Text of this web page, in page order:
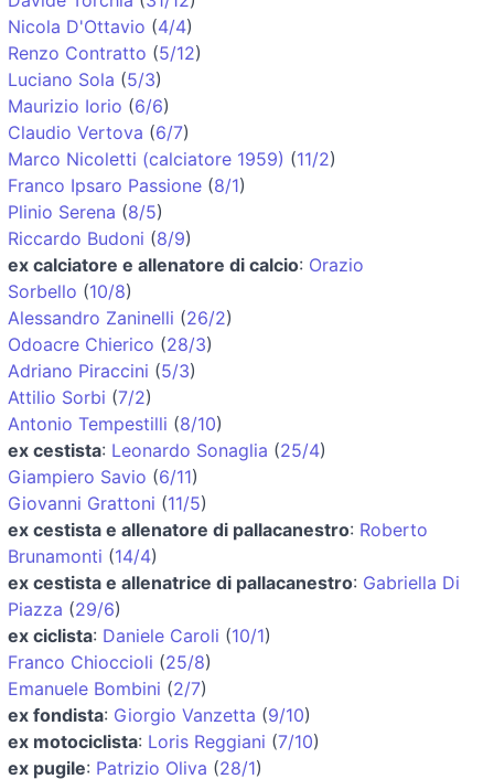
Nicola D'Ottavio (4/4)
Renzo Contratto (5/12)
Luciano Sola (5/3)
Maurizio Iorio (6/6)
Claudio Vertova (6/7)
Marco Nicoletti (calciatore 1959) (11/2)
Franco Ipsaro Passione (8/1)
Plinio Serena (8/5)
Riccardo Budoni (8/9)
ex calciatore e allenatore di calcio: Orazio
Sorbello (10/8)
Alessandro Zaninelli (26/2)
Odoacre Chierico (28/3)
Adriano Piraccini (5/3)
Attilio Sorbi (7/2)
Antonio Tempestilli (8/10)
ex cestista: Leonardo Sonaglia (25/4)
Giampiero Savio (6/11)
Giovanni Grattoni (11/5)
ex cestista e allenatore di pallacanestro: Roberto
Brunamonti (14/4)
ex cestista e allenatrice di pallacanestro: Gabriella Di
Piazza (29/6)
ex ciclista: Daniele Caroli (10/1)
Franco Chioccioli (25/8)
Emanuele Bombini (2/7)
ex fondista: Giorgio Vanzetta (9/10)
ex motociclista: Loris Reggiani (7/10)
ex pugile: Patrizio Oliva (28/1)